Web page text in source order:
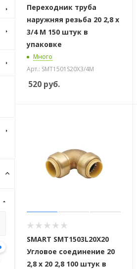
Переходник труба
наружняя резьба 20 2,8 х
3/4 M 150 штук в
упаковке
Много
Арт.: SMT1501S20X3/4M
520 руб.
SMART SMT1503L20X20
Угловое соединение 20
2,8 х 20 2,8 100 штук в